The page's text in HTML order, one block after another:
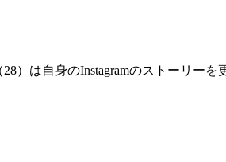
）は自身のInstagramのストーリーを